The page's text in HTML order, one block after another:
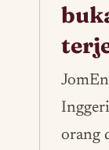
orang